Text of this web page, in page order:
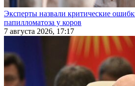
Эксперты назвали критические
папилломатоза у коров
7 августа 2026, 17:17